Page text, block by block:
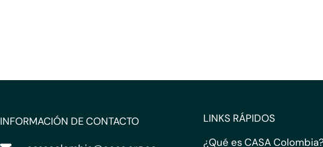
INFORMACIÓN DE CONTACTO
LINKS RÁPIDOS
¿Qué es CASA